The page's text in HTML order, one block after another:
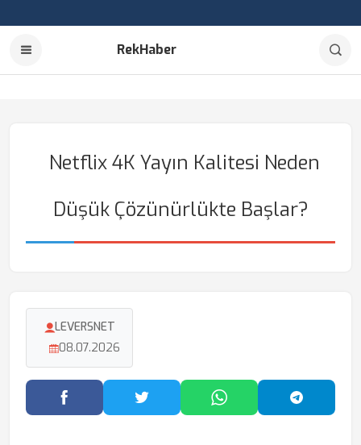
RekHaber
Netflix 4K Yayın Kalitesi Neden
Düşük Çözünürlükte Başlar?
LEVERSNET
08.07.2026
Facebook'ta PaylaşTwitter'da PaylaşWhatsApp'ta Paylaş